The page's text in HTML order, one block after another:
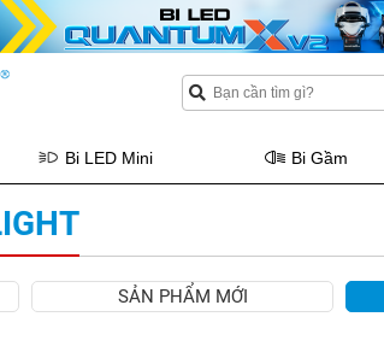
Bi LED Mini Bi Gầm
SẢN PHẨM MỚI